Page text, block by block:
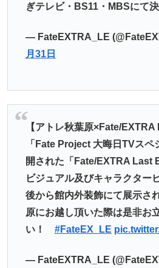
ぎテレビ・BS11・MBSにて決
— FateEXTRA_LE
月31日
【アトレ秋葉原×Fate/EXTRA
「Fate Project 大晦日TVスペ
開された「Fate/EXTRA Last
ビジュアル及びキャラクター
後から館内外装飾にて展示さ
原にお越し頂いた際は是非お
い！ #FateEX_LE
— FateEXTRA_LE